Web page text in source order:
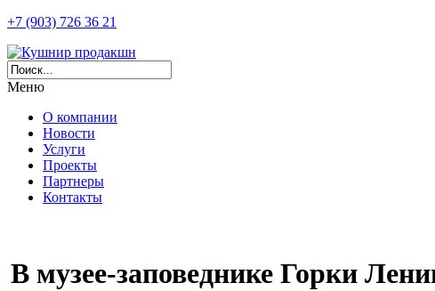
+7 (903) 726 36 21
Меню
О компании
Новости
Услуги
Проекты
Партнеры
Контакты
В музее-заповеднике Горки